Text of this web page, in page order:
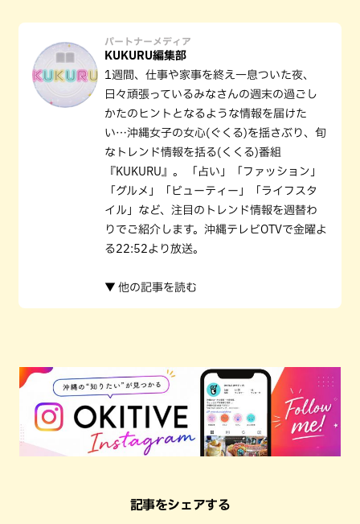
パートナーメディア
KUKURU編集部
1週間、仕事や家事を終え一息ついた夜、
日々頑張っているみなさんの週末の過ごし
かたのヒントとなるような情報を届けた
い…沖縄女子の女心(ぐくる)を揺さぶり、旬
なトレンド情報を括る(くくる)番組
『KUKURU』。 「占い」「ファッション」
「グルメ」「ビューティー」「ライフスタ
イル」など、注目のトレンド情報を週替わ
りでご紹介します。沖縄テレビOTVで金曜よ
る22:52より放送。
▼ 他の記事を読む
記事をシェアする